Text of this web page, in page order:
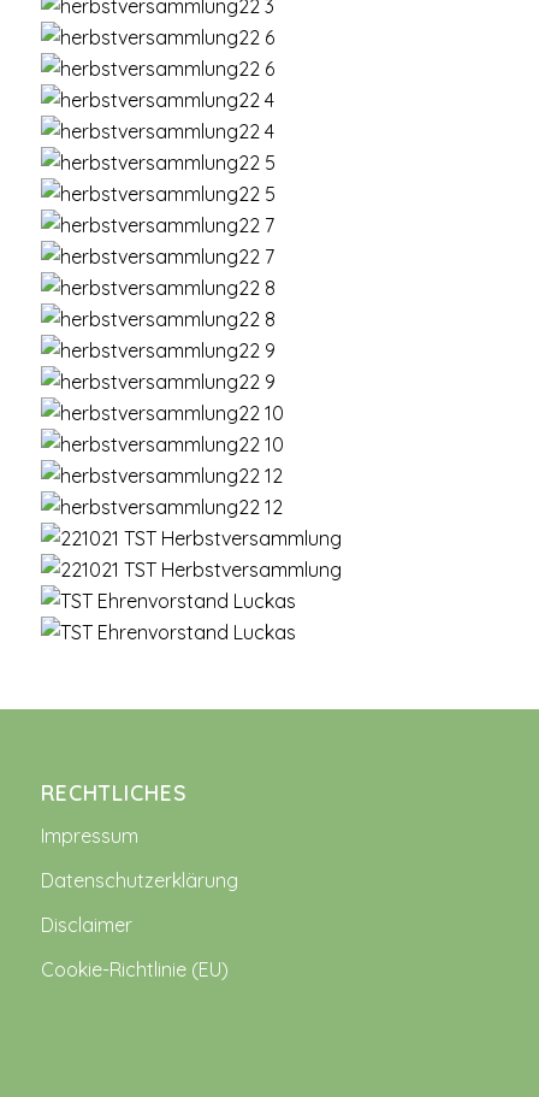
RECHTLICHES
Impressum
Datenschutzerklärung
Disclaimer
Cookie-Richtlinie (EU)